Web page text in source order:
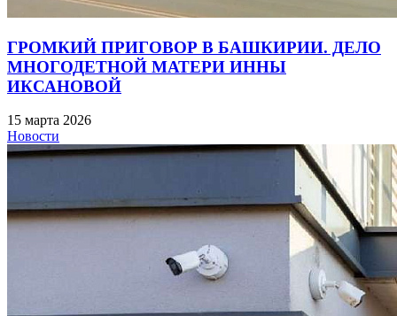
ГРОМКИЙ ПРИГОВОР В БАШКИРИИ. ДЕЛО
МНОГОДЕТНОЙ МАТЕРИ ИННЫ
ИКСАНОВОЙ
15 марта 2026
Новости